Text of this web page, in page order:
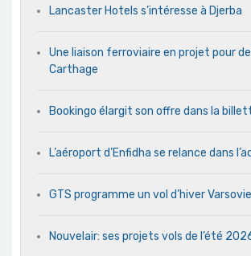
Lancaster Hotels s’intéresse à Djerba
Une liaison ferroviaire en projet pour
Carthage
Bookingo élargit son offre dans la
L’aéroport d’Enfidha se relance dans
GTS programme un vol d’hiver
Nouvelair: ses projets vols de l’été